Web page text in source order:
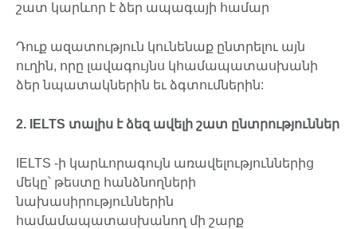
շատ կարևոր է ձեր ապագայի համար
Դուք ազատություն կունենաք ընտրելու այն
ուղին, որը լավագույնս կհամապատասխանի
ձեր նպատակներին եւ ձգտումներին:
2. IELTS տալիս է ձեզ ավելի շատ ընտրություններ
IELTS -ի կարևորագույն առավելություններից
մեկը՝ թեստը հանձնողների
նախասիրություններին
համամապատասխանող մի շարք